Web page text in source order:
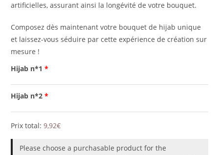
artificielles, assurant ainsi la longévité de votre bouquet.
Composez dès maintenant votre bouquet de hijab unique
et laissez-vous séduire par cette expérience de création sur
mesure !
Hijab n*1
Hijab n*2
Prix total:9,92€
Please choose a purchasable product for the